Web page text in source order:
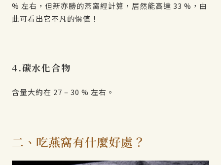
% 左右，但新亦勝的燕窩經計算，居然能高達 33 %，由
此可看出它不凡的價值！
4.碳水化合物
含量大約在 27 – 30 % 左右。
二、吃燕窩有什麼好處？